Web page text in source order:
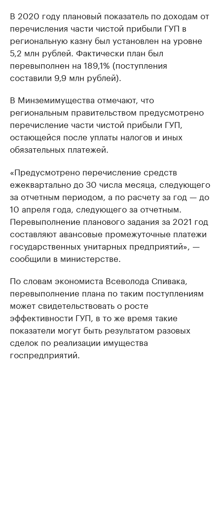
В 2020 году плановый показатель по доходам от
перечисления части чистой прибыли ГУП в
региональную казну был установлен на уровне
5,2 млн рублей. Фактически план был
перевыполнен на 189,1% (поступления
составили 9,9 млн рублей).
В Минземимущества отмечают, что
региональным правительством предусмотрено
перечисление части чистой прибыли ГУП,
остающейся после уплаты налогов и иных
обязательных платежей.
«Предусмотрено перечисление средств
ежеквартально до 30 числа месяца, следующего
за отчетным периодом, а по расчету за год — до
10 апреля года, следующего за отчетным.
Перевыполнение планового задания за 2021 год
составляют авансовые промежуточные платежи
государственных унитарных предприятий», —
сообщили в министерстве.
По словам экономиста Всеволода Спивака,
перевыполнение плана по таким поступлениям
может свидетельствовать о росте
эффективности ГУП, в то же время такие
показатели могут быть результатом разовых
сделок по реализации имущества
госпредприятий.